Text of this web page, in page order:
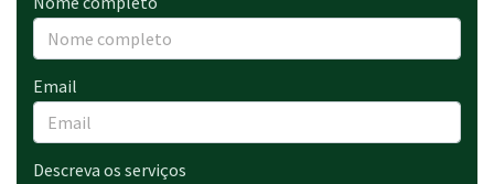
Email
Descreva os serviços